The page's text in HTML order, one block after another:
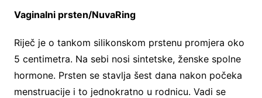
Vaginalni prsten/NuvaRing
Riječ je o tankom silikonskom prstenu promjera oko
5 centimetra. Na sebi nosi sintetske, ženske spolne
hormone. Prsten se stavlja šest dana nakon počeka
menstruacije i to jednokratno u rodnicu. Vadi se